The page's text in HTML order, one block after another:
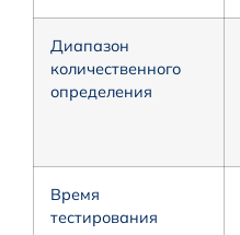
Диапазон
количественного
определения
Время
тестирования